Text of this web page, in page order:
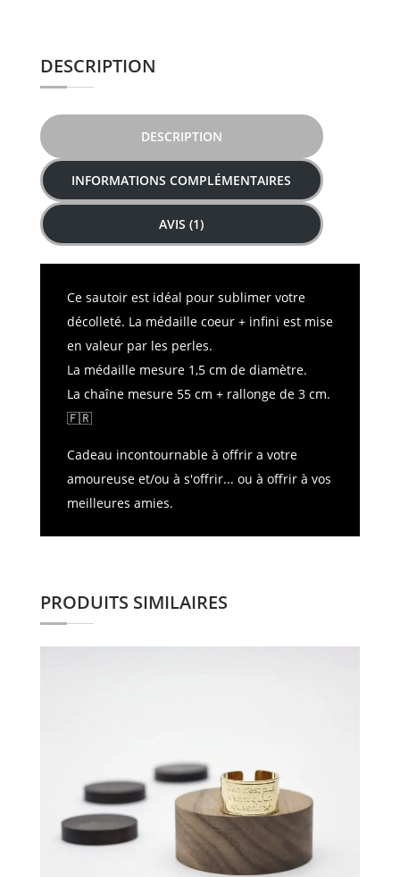
DESCRIPTION
DESCRIPTION
INFORMATIONS COMPLÉMENTAIRES
AVIS (1)
Ce sautoir est idéal pour sublimer votre
décolleté. La médaille coeur + infini est mise
en valeur par les perles.
La médaille mesure 1,5 cm de diamètre.
La chaîne mesure 55 cm + rallonge de 3 cm.
🇫🇷
Cadeau incontournable à offrir a votre
amoureuse et/ou à s'offrir... ou à offrir à vos
meilleures amies.
PRODUITS SIMILAIRES